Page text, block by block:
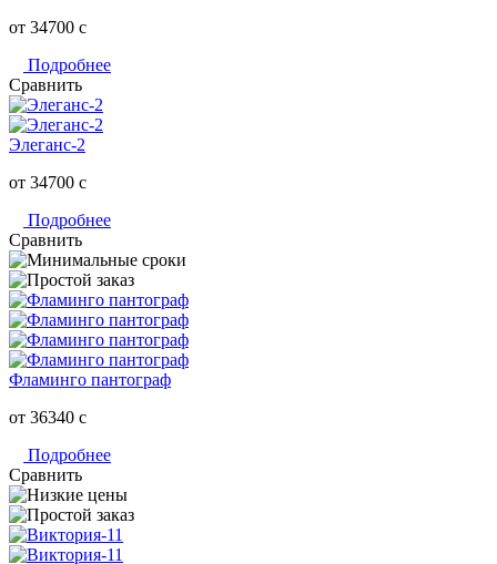
от 34700 c
Подробнее
Сравнить
Элеганс-2
от 34700 c
Подробнее
Сравнить
Фламинго пантограф
от 36340 c
Подробнее
Сравнить